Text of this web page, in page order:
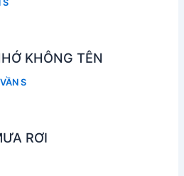
S
KHÔNG TÊN
VẦN S
RƠI